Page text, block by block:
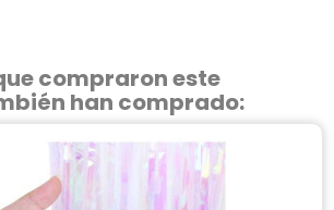
compraron este
han comprado: